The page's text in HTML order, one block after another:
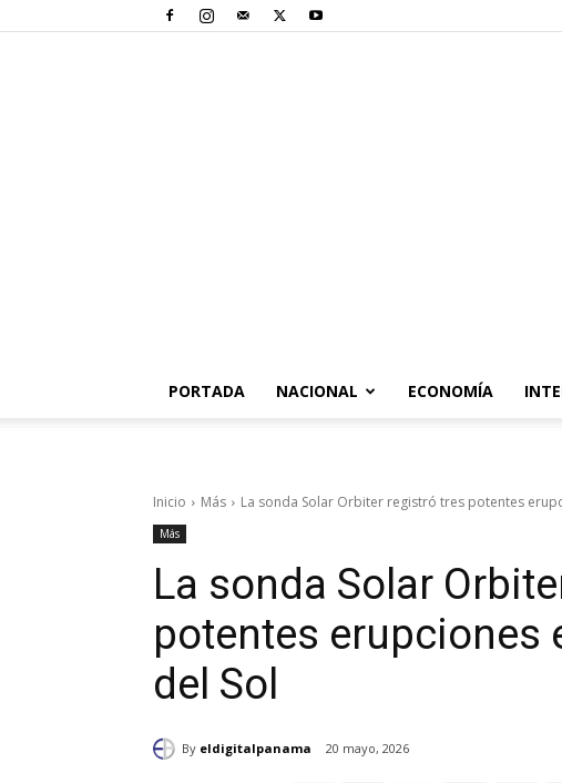
PORTADA NACIONAL ECONOMÍA
Inicio Más La sonda Solar Orbiter registró tres potentes
Más
La sonda Solar
potentes erupciones
del Sol
By eldigitalpanama 20 mayo, 2026